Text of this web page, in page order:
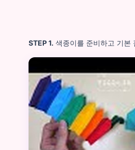
STEP 1. 색종이를 준비하고 기본